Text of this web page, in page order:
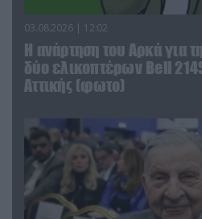
03.08.2026 | 12:02
Η ανάρτηση του Αρκά για
δύο ελικοπτέρων Bell
Αττικής (φωτο)